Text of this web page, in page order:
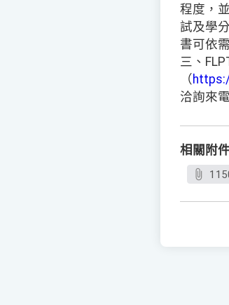
程度，
試及學
書可依
三、
（
洽詢來
相關附